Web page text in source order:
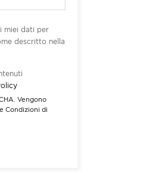
miei dati per
descritto nella
Vengono
Condizioni di